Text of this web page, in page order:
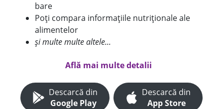
bare
Poți compara informațiile nutriționale ale
alimentelor
și multe multe altele...
Află mai multe detalii
Descarcă din
Google Play
Descarcă din
App Store